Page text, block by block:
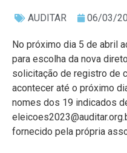
AUDITAR 06/03/
No próximo dia 5 de abril
para escolha da nova
solicitação de registro de
acontecer até o próximo
nomes dos 19 indicados
fornecido pela própria